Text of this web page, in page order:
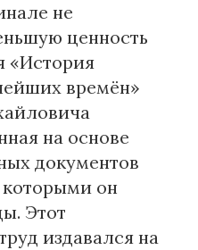
не
ценность
«История
времён»
на основе
документов
которыми он
Этот
издавался на